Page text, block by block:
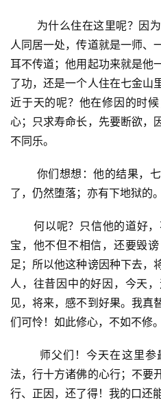
资
八
点
僧
音
访
谈
为什么住在这里呢？因为
人同居一处，传道就是一师、
耳不传道；他用起功来就是他
了功，还是一个人住在七金山
近于天的呢？他在修因的时
心；只求寿命长，先要断欲，
不同乐。
你们想想：他的结果，七
了，仍然堕落；亦有下地狱的。
何以呢？只信他的道好，
宝，他不但不相信，还要毁
足；所以他这种谤因种下去，
人，往昔因中的好因，今天
见，将来，感不到好果。我真
们可怜！如此修心，不如不修。
师父们！今天在这里参
法，行十方诸佛的心行；不要
行、正因，还了得！我的口还